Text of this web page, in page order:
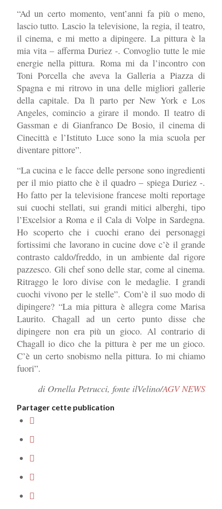
“Ad un certo momento, vent’anni fa più o meno,
lascio tutto. Lascio la televisione, la regia, il teatro,
il cinema, e mi metto a dipingere. La pittura è la
mia vita – afferma Duriez -. Convoglio tutte le mie
energie nella pittura. Roma mi da l’incontro con
Toni Porcella che aveva la Galleria a Piazza di
Spagna e mi ritrovo in una delle migliori gallerie
della capitale. Da lì parto per New York e Los
Angeles, comincio a girare il mondo. Il teatro di
Gassman e di Gianfranco De Bosio, il cinema di
Cinecittà e l’Istituto Luce sono la mia scuola per
diventare pittore”.
“La cucina e le facce delle persone sono ingredienti
per il mio piatto che è il quadro – spiega Duriez -.
Ho fatto per la televisione francese molti reportage
sui cuochi stellati, sui grandi mitici alberghi, tipo
l’Excelsior a Roma e il Cala di Volpe in Sardegna.
Ho scoperto che i cuochi erano dei personaggi
fortissimi che lavorano in cucine dove c’è il grande
contrasto caldo/freddo, in un ambiente dal rigore
pazzesco. Gli chef sono delle star, come al cinema.
Ritraggo le loro divise con le medaglie. I grandi
cuochi vivono per le stelle”. Com’è il suo modo di
dipingere? “La mia pittura è allegra come Marisa
Laurito. Chagall ad un certo punto disse che
dipingere non era più un gioco. Al contrario di
Chagall io dico che la pittura è per me un gioco.
C’è un certo snobismo nella pittura. Io mi chiamo
fuori”.
di Ornella Petrucci, fonte ilVelino/AGV NEWS
Partager cette publication